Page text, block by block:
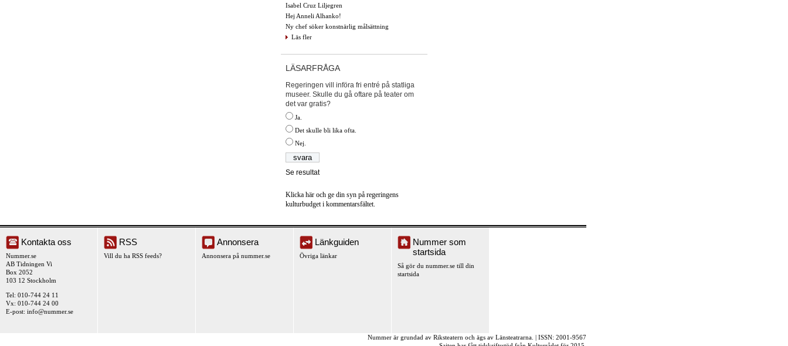
Isabel Cruz Liljegren
Hej Anneli Alhanko!
Ny chef söker konstnärlig målsättning
Läs fler
LÄSARFRÅGA
Regeringen vill införa fri entré på statliga
museer. Skulle du gå oftare på teater om
det var gratis?
Ja.
Det skulle bli lika ofta.
Nej.
Se resultat
Klicka här och ge din syn på regeringens
kulturbudget i kommentarsfältet.
Kontakta oss
Nummer.se
AB Tidningen Vi
Box 2052
103 12 Stockholm
Tel: 010-744 24 11
Vx: 010-744 24 00
E-post: info@nummer.se
RSS
Vill du ha RSS feeds?
Annonsera
Annonsera på nummer.se
Länkguiden
Övriga länkar
Nummer som
startsida
Så gör du nummer.se till din
startsida
Nummer är grundad av Riksteatern och ägs av Länsteatrarna. | ISSN: 2001-9567